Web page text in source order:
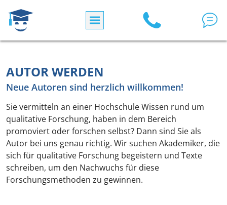
AUTOR WERDEN
Neue Autoren sind herzlich willkommen!
Sie vermitteln an einer Hochschule Wissen rund um
qualitative Forschung, haben in dem Bereich
promoviert oder forschen selbst? Dann sind Sie als
Autor bei uns genau richtig. Wir suchen Akademiker, die
sich für qualitative Forschung begeistern und Texte
schreiben, um den Nachwuchs für diese
Forschungsmethoden zu gewinnen.